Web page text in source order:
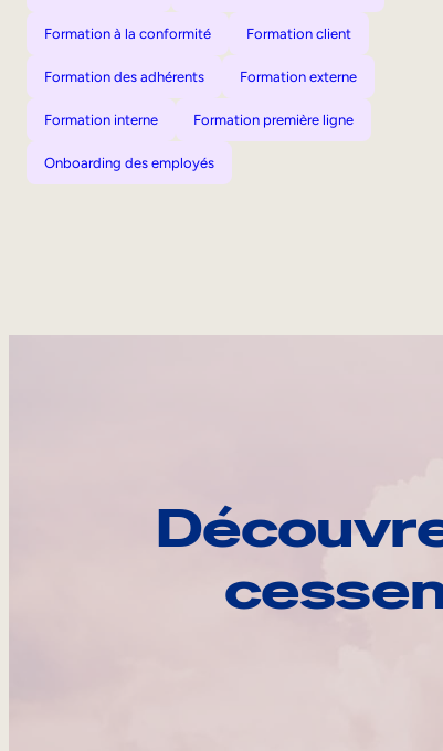
Formation à la conformité Formation client
Formation des adhérents Formation externe
Formation interne Formation première ligne
Onboarding des employés